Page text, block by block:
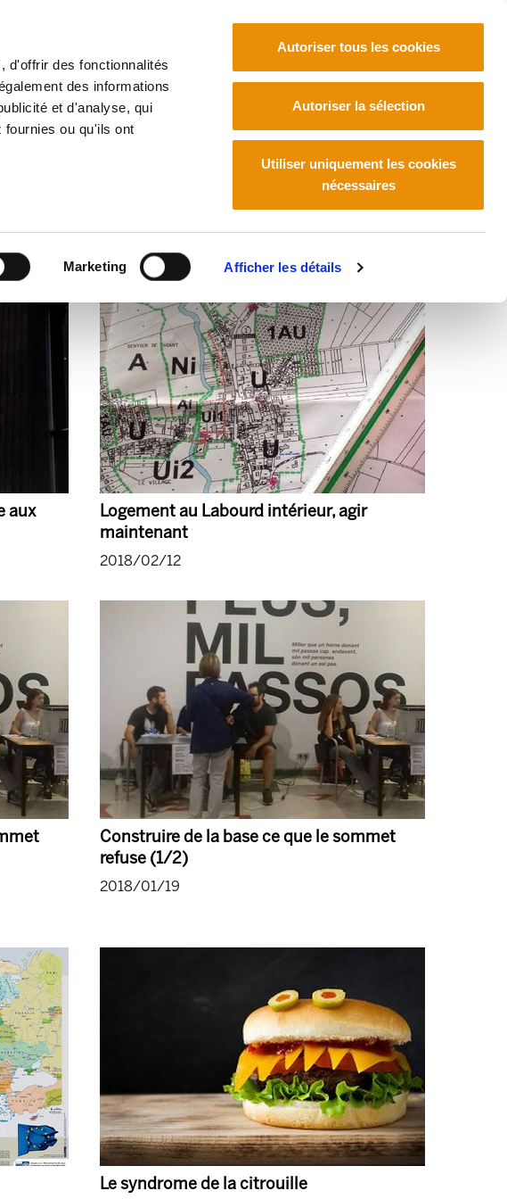
d'offrir des fonctionnalités
des informations
et d'analyse, qui
ou qu'ils ont
Marketing Afficher les détails
Autoriser tous les cookies
Autoriser la sélection
Utiliser uniquement les cookies
nécessaires
aux
Logement au Labourd intérieur, agir
maintenant
2018/02/12
Construire de la base ce que le sommet
refuse (1/2)
2018/01/19
Le syndrome de la citrouille